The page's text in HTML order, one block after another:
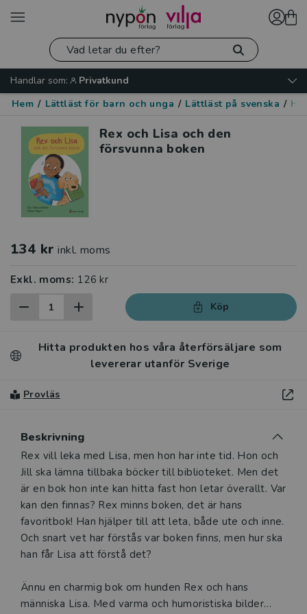
Handlar som:
Privatkund
Hem / Lättläst för barn och unga / Lättläst på svenska /
Rex och Lisa och den
försvunna boken
134 kr inkl. moms
Exkl. moms: 126 kr
Köp
Hitta produkten hos våra återförsäljare som
levererar utanför Sverige
Provläs
Beskrivning
Beskrivning
Rex vill leka med Lisa, men hon har inte tid. Hon och
Jill ska lämna tillbaka böcker till biblioteket. Men det
är en bok hon inte kan hitta fast hon letar överallt. Var
kan den finnas? Rex minns boken, det är hans
favoritbok! Han hjälper till att leta, både ute och inne.
Och snart vet har förstås var boken finns, men hur ska
han får Lisa att förstå det?
Ännu en charmig bok om hunden Rex och hans
människa Lisa. Med varma och humoristiska bilder